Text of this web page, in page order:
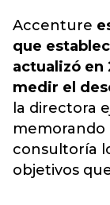
Accenture
que
actualizó en
medir el
la directora
memorando
consultoría
objetivos